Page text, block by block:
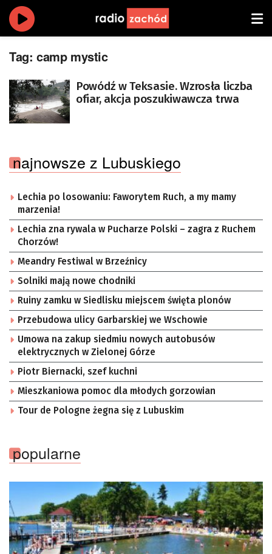
Tag: camp mystic
Powódź w Teksasie. Wzrosła liczba
ofiar, akcja poszukiwawcza trwa
najnowsze z Lubuskiego
Lechia po losowaniu: Faworytem Ruch, a my mamy
marzenia!
Lechia zna rywala w Pucharze Polski – zagra z Ruchem
Chorzów!
Meandry Festiwal w Brzeźnicy
Solniki mają nowe chodniki
Ruiny zamku w Siedlisku miejscem święta plonów
Przebudowa ulicy Garbarskiej we Wschowie
Umowa na zakup siedmiu nowych autobusów
elektrycznych w Zielonej Górze
Piotr Biernacki, szef kuchni
Mieszkaniowa pomoc dla młodych gorzowian
Tour de Pologne żegna się z Lubuskim
popularne